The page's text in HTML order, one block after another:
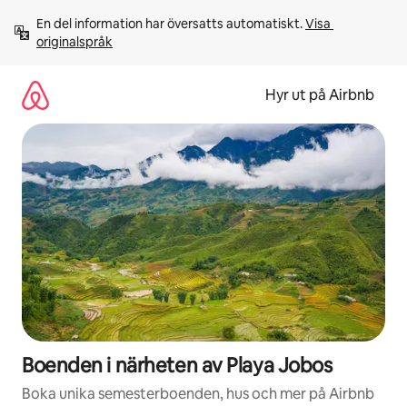
innehåll
En del information har översatts automatiskt. Visa
originalspråk
Hyr ut på Airbnb
Boenden i närheten av Playa Jobos
Boka unika semesterboenden, hus och mer på Airbnb